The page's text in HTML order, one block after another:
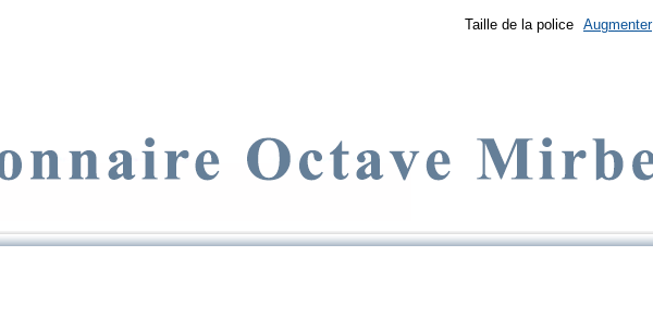
Taille de la police Augmenter